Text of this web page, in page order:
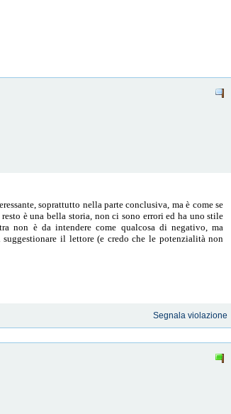
soprattutto nella parte conclusiva, ma è come se
è una bella storia, non ci sono errori ed ha uno stile
non è da intendere come qualcosa di negativo, ma
il lettore (e credo che le potenzialità non
Segnala violazione